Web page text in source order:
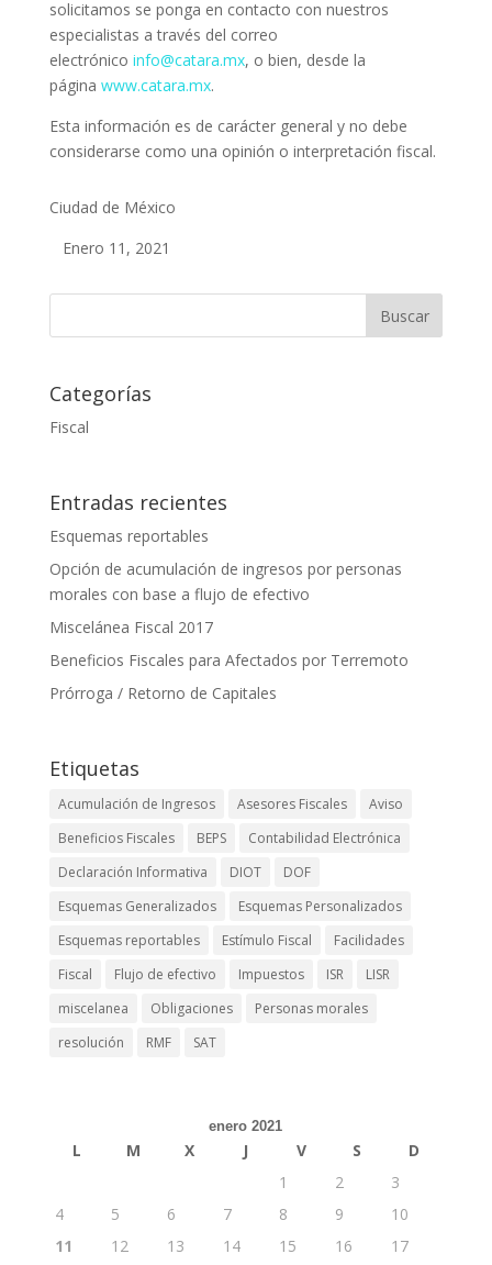
solicitamos se ponga en contacto con nuestros
especialistas a través del correo
electrónico info@catara.mx, o bien, desde la
página www.catara.mx.
Esta información es de carácter general y no debe
considerarse como una opinión o interpretación fiscal.
Ciudad de México
Enero 11, 2021
Categorías
Fiscal
Entradas recientes
Esquemas reportables
Opción de acumulación de ingresos por personas
morales con base a flujo de efectivo
Miscelánea Fiscal 2017
Beneficios Fiscales para Afectados por Terremoto
Prórroga / Retorno de Capitales
Etiquetas
Acumulación de Ingresos Asesores Fiscales
Aviso
Beneficios Fiscales
BEPS
Contabilidad Electrónica
Declaración Informativa
DIOT
DOF
Esquemas Generalizados
Esquemas Personalizados
Esquemas reportables
Estímulo Fiscal
Facilidades
Fiscal
Flujo de efectivo Impuestos ISR
LISR
miscelanea
Obligaciones
Personas morales
resolución
RMF SAT
enero 2021
L M X J V S
D
1
2
3
4
5 6 7 8 9
10
11
12 13 14 15 16
17